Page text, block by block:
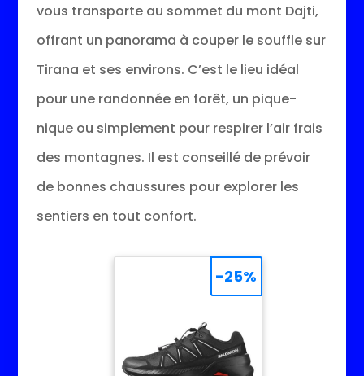
vous transporte au sommet du mont Dajti,
offrant un panorama à couper le souffle sur
Tirana et ses environs. C’est le lieu idéal
pour une randonnée en forêt, un pique-
nique ou simplement pour respirer l’air frais
des montagnes. Il est conseillé de prévoir
de bonnes chaussures pour explorer les
sentiers en tout confort.
-25%